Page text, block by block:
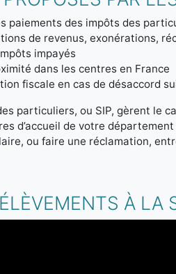
paiements des impôts des
de revenus, exonérations,
impayés
dans les centres en France
fiscale en cas de désaccord
particuliers, ou SIP, gèrent le
d’accueil de votre
ou faire une réclamation,
À LA